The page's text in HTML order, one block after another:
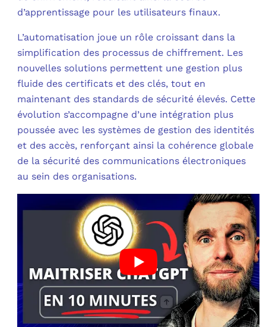
d’apprentissage pour les utilisateurs finaux.
L’automatisation joue un rôle croissant dans la
simplification des processus de chiffrement. Les
nouvelles solutions permettent une gestion plus
fluide des certificats et des clés, tout en
maintenant des standards de sécurité élevés. Cette
évolution s’accompagne d’une intégration plus
poussée avec les systèmes de gestion des identités
et des accès, renforçant ainsi la cohérence globale
de la sécurité des communications électroniques
au sein des organisations.